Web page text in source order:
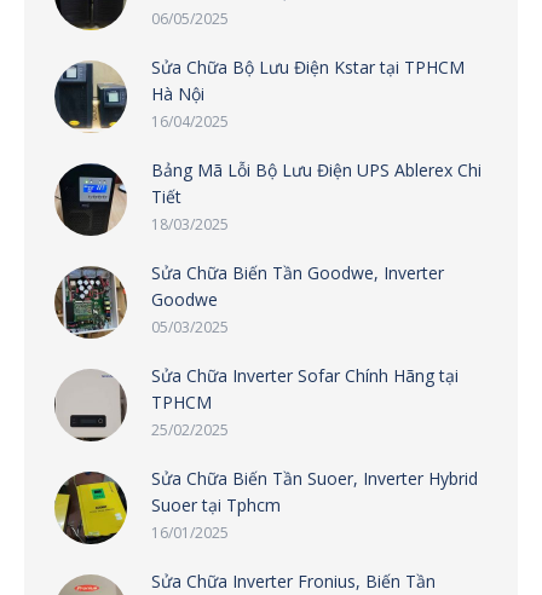
06/05/2025
Sửa Chữa Bộ Lưu Điện Kstar tại TPHCM
Hà Nội
16/04/2025
Bảng Mã Lỗi Bộ Lưu Điện UPS Ablerex Chi
Tiết
18/03/2025
Sửa Chữa Biến Tần Goodwe, Inverter
Goodwe
05/03/2025
Sửa Chữa Inverter Sofar Chính Hãng tại
TPHCM
25/02/2025
Sửa Chữa Biến Tần Suoer, Inverter Hybrid
Suoer tại Tphcm
16/01/2025
Sửa Chữa Inverter Fronius, Biến Tần